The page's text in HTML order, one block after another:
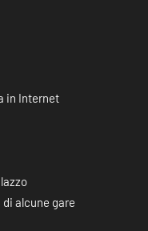
in Internet
alcune gare